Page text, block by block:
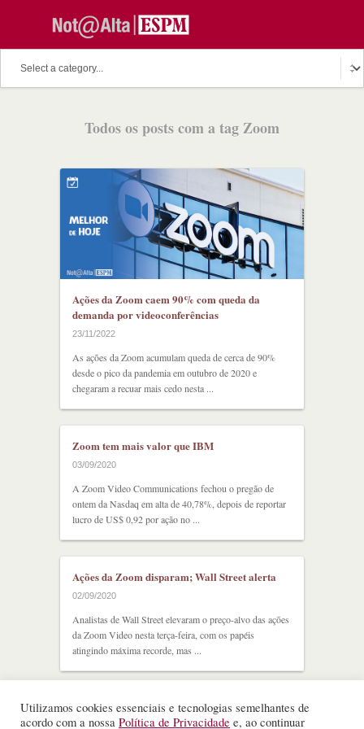
Todos os posts com a tag Zoom
Ações da Zoom caem 90% com queda da
demanda por videoconferências
23/11/2022
As ações da Zoom acumulam queda de cerca de 90%
desde o pico da pandemia em outubro de 2020 e
chegaram a recuar mais cedo nesta ...
Zoom tem mais valor que IBM
03/09/2020
A Zoom Video Communications fechou o pregão de
ontem da Nasdaq em alta de 40,78%, depois de reportar
lucro de US$ 0,92 por ação no ...
Ações da Zoom disparam; Wall Street alerta
02/09/2020
Analistas de Wall Street elevaram o preço-alvo das ações
da Zoom Video nesta terça-feira, com os papéis
atingindo máxima recorde, mas ...
Utilizamos cookies essenciais e tecnologias semelhantes de
acordo com a nossa Política de Privacidade e, ao continuar